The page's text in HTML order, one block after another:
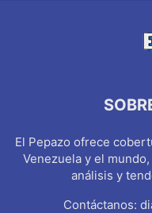
El Pepazo ofrece
Venezuela y el
análisis y
Contáctanos: